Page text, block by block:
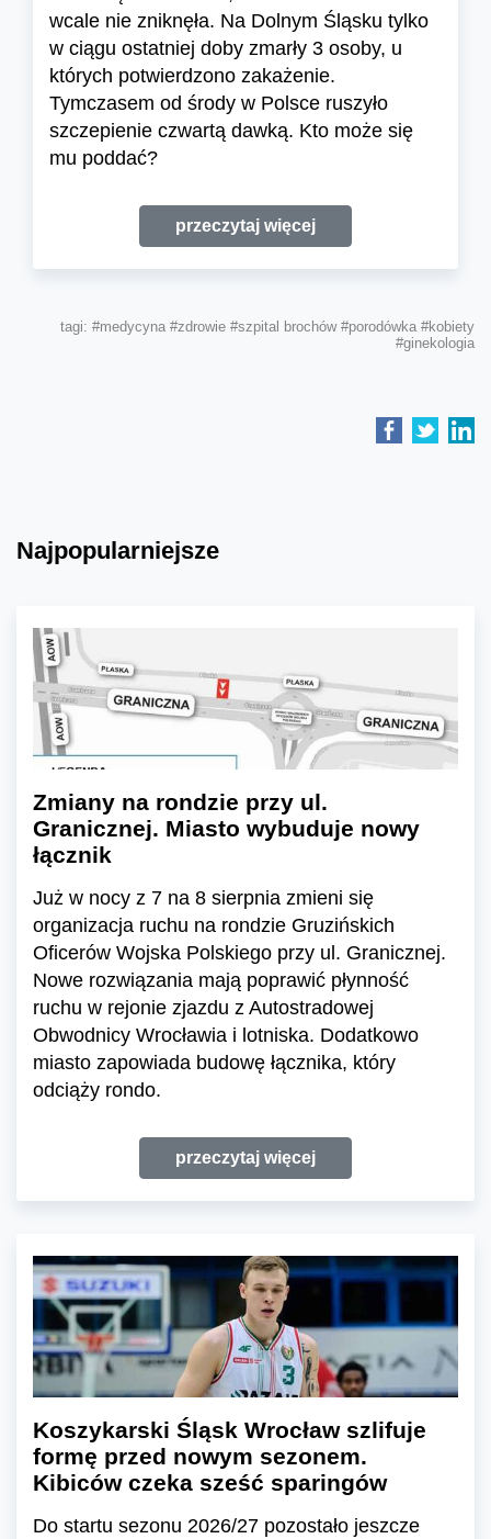
wcale nie zniknęła. Na Dolnym Śląsku tylko
w ciągu ostatniej doby zmarły 3 osoby, u
których potwierdzono zakażenie.
Tymczasem od środy w Polsce ruszyło
szczepienie czwartą dawką. Kto może się
mu poddać?
przeczytaj więcej
tagi: #medycyna #zdrowie #szpital brochów #porodówka #kobiety
#ginekologia
Najpopularniejsze
Zmiany na rondzie przy ul.
Granicznej. Miasto wybuduje nowy
łącznik
Już w nocy z 7 na 8 sierpnia zmieni się
organizacja ruchu na rondzie Gruzińskich
Oficerów Wojska Polskiego przy ul. Granicznej.
Nowe rozwiązania mają poprawić płynność
ruchu w rejonie zjazdu z Autostradowej
Obwodnicy Wrocławia i lotniska. Dodatkowo
miasto zapowiada budowę łącznika, który
odciąży rondo.
przeczytaj więcej
Koszykarski Śląsk Wrocław szlifuje
formę przed nowym sezonem.
Kibiców czeka sześć sparingów
Do startu sezonu 2026/27 pozostało jeszcze